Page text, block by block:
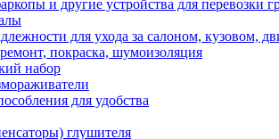
и другие устройства для перевозки
для ухода за салоном, кузовом,
покраска, шумоизоляция
набор
для удобства
глушителя